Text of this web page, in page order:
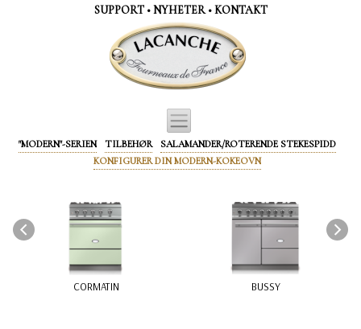
SUPPORT•NYHETER•KONTAKT
"MODERN"-SERIEN TILBEHØR
SALAMANDER/ROTERENDE STEKESPIDD
KONFIGURER DIN MODERN-KOKEOVN
Panel for informasjonskapsler